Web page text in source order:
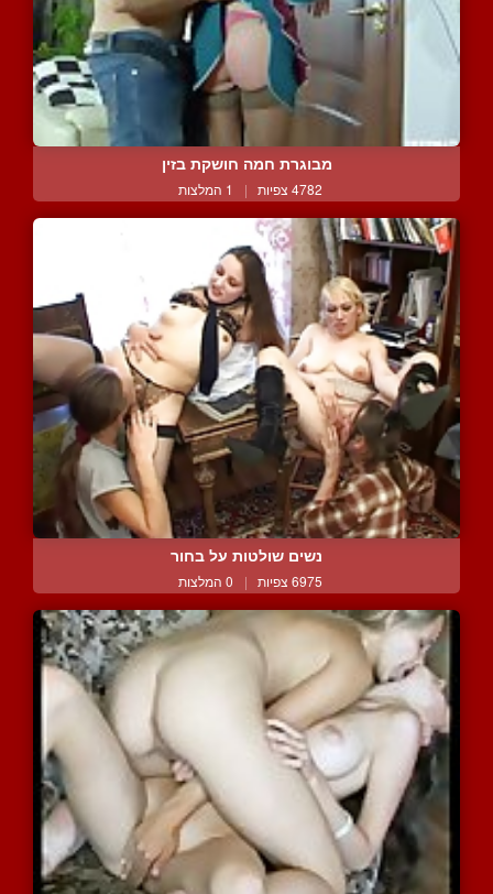
מבוגרת חמה חושקת בזין
4782 צפיות | 1 המלצות
נשים שולטות על בחור
6975 צפיות | 0 המלצות